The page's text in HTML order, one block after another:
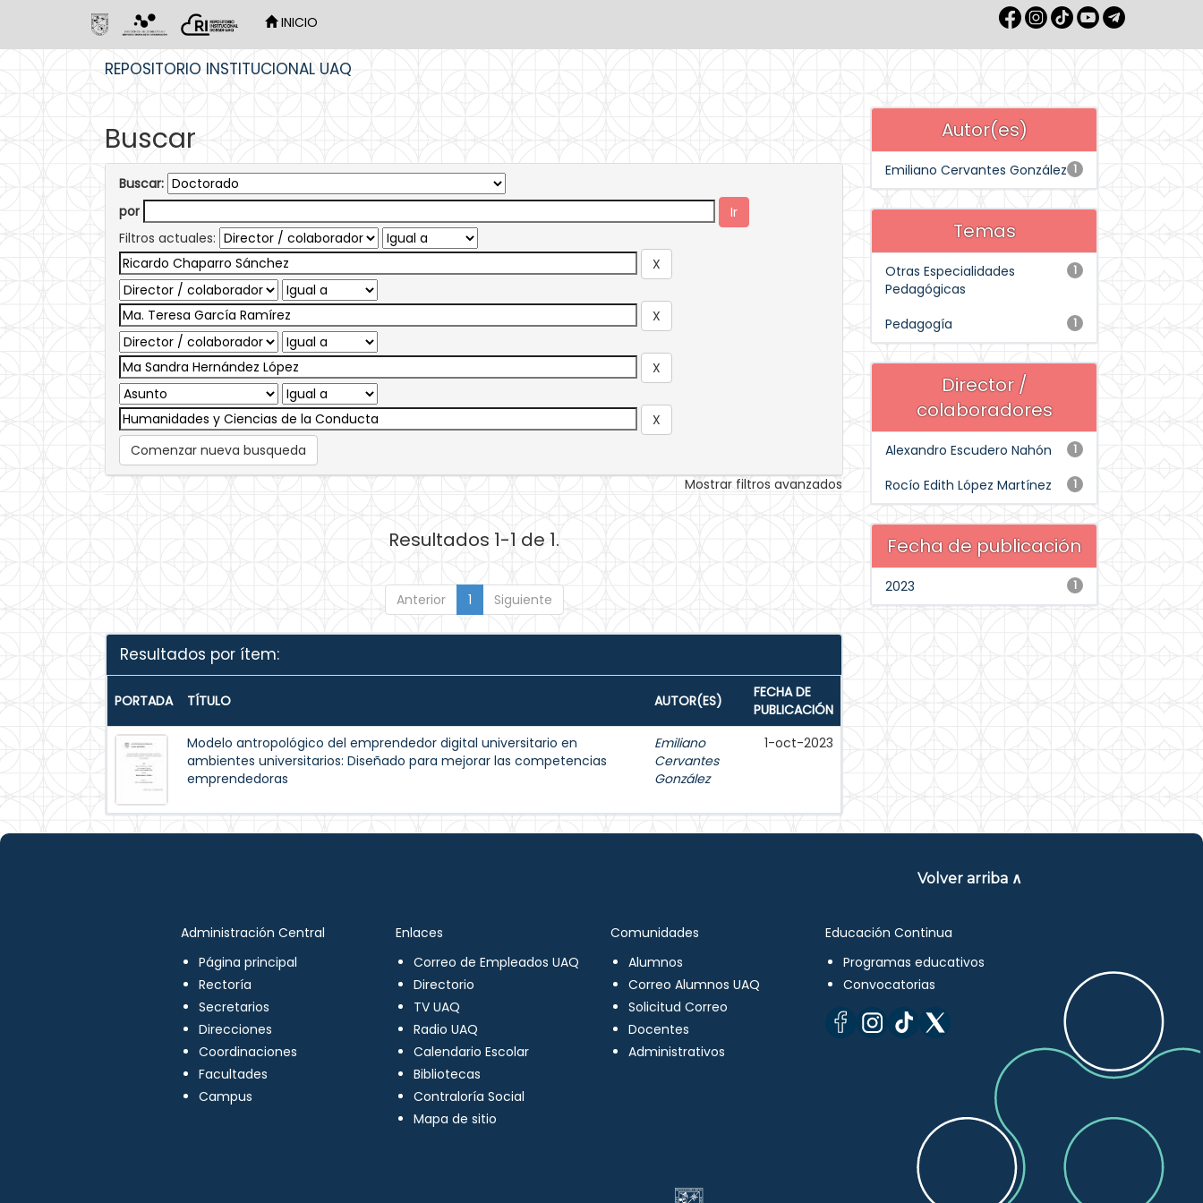
INICIO
REPOSITORIO INSTITUCIONAL UAQ
Buscar
Buscar:
por
Filtros actuales:
Comenzar nueva busqueda
Mostrar filtros avanzados
Resultados 1-1 de 1.
Anterior 1 Siguiente
Resultados por ítem:
PORTADA TÍTULO AUTOR(ES)
FECHA DE
PUBLICACIÓN
Modelo antropológico del emprendedor digital universitario en
ambientes universitarios: Diseñado para mejorar las competencias
emprendedoras
Emiliano
Cervantes
González
1-oct-2023
Autor(es)
1
Emiliano Cervantes González
Temas
1
Otras Especialidades
Pedagógicas
1
Pedagogía
Director /
colaboradores
1
Alexandro Escudero Nahón
1
Rocío Edith López Martínez
Fecha de publicación
1
2023
Volver arriba ∧
Administración Central
Página principal
Rectoría
Secretarios
Direcciones
Coordinaciones
Facultades
Campus
Enlaces
Correo de Empleados UAQ
Directorio
TV UAQ
Radio UAQ
Calendario Escolar
Bibliotecas
Contraloría Social
Mapa de sitio
Comunidades
Alumnos
Correo Alumnos UAQ
Solicitud Correo
Docentes
Administrativos
Educación Continua
Programas educativos
Convocatorias